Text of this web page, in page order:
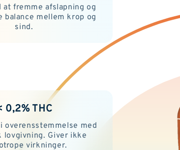
fremme afslapning og
balance mellem krop og
sind.
0,2% THC
overensstemmelse med
Giver ikke
virkninger.